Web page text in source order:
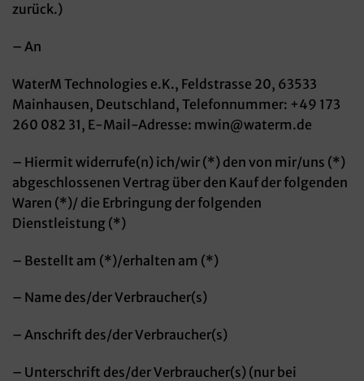
zurück.)
– An
WaterM Technologies e.K., Feldstrasse 20, 63533
Mainhausen, Deutschland, Telefonnummer: +49 173
260 082 31, E-Mail-Adresse: mwin@waterm.de
– Hiermit widerrufe(n) ich/wir (*) den von mir/uns (*)
abgeschlossenen Vertrag über den Kauf der folgenden
Waren (*)/ die Erbringung der folgenden
Dienstleistung (*)
– Bestellt am (*)/erhalten am (*)
– Name des/der Verbraucher(s)
– Anschrift des/der Verbraucher(s)
– Unterschrift des/der Verbraucher(s) (nur bei